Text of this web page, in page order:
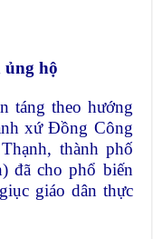
ủng hộ
táng theo hướng
xứ Đồng Công
thành phố
đã cho phổ biến
giáo dân thực